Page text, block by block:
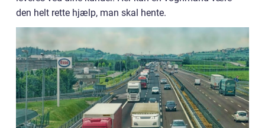
den helt rette hjælp, man skal hente.